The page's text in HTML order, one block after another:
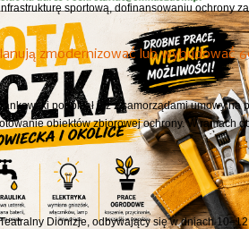
sportową, dofinansowaniu ochrony
zmodernizować lub wybudować
podpisał już z samorządami umowy na
obiektów zbiorowej ochrony. W ramach
Dionizje, odbywający się w dniach